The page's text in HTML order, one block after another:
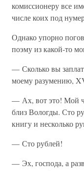
комиссионеру все
числе коих под
Однако упорно
поэму из какой-то
— Сколько вы
моему разумению,
— Ах, вот это! Мой
близ Вологды. Сто
книгу и несколько
— Сто рублей!
— Эх, господа, а